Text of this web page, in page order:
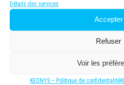
Détails des services
Accepter
Refuser
Voir les
KEONYS – Politique de confidentialité
formatifs, mises en
manière sommative afin
Une fiche d'évaluation
prestation d'assistance
pourra être proposée.